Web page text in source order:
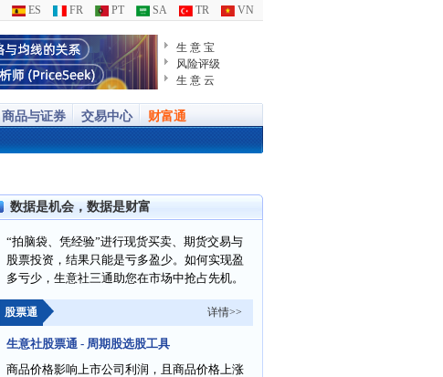
ES FR PT SA TR VN
生 意 宝
风险评级
生 意 云
商品与证券 交易中心 财富通
数据是机会，数据是财富
“拍脑袋、凭经验”进行现货买卖、期货交易与
股票投资，结果只能是亏多盈少。如何实现盈
多亏少，生意社三通助您在市场中抢占先机。
股票通 详情>>
生意社股票通 - 周期股选股工具
商品价格影响上市公司利润，且商品价格上涨